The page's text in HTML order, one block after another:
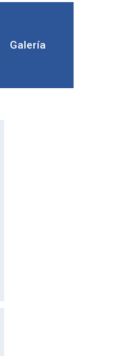
Galería